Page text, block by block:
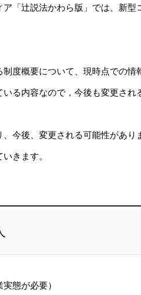
「辻説法かわら版」では、新
度概要について、現時点での情
る内容なので，今後も変更され
今後、変更される可能性があり
きます。
態が必要）